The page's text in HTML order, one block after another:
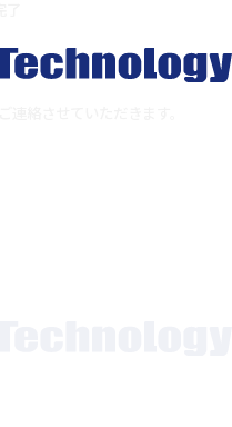
連絡させていただきます。